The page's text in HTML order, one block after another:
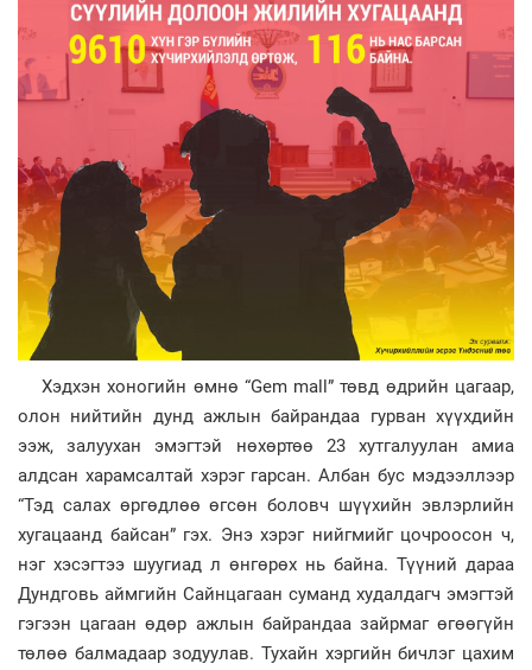
Хэдхэн хоногийн өмнө “Gem mall” төвд өдрийн цагаар,
олон нийтийн дунд ажлын байрандаа гурван хүүхдийн
ээж, залуухан эмэгтэй нөхөртөө 23 хутгалуулан амиа
алдсан харамсалтай хэрэг гарсан. Албан бус мэдээллээр
“Тэд салах өргөдлөө өгсөн боловч шүүхийн эвлэрлийн
хугацаанд байсан” гэх. Энэ хэрэг нийгмийг цочроосон ч,
нэг хэсэгтээ шуугиад л өнгөрөх нь байна. Түүний дараа
Дундговь аймгийн Сайнцагаан суманд худалдагч эмэгтэй
гэгээн цагаан өдөр ажлын байрандаа зайрмаг өгөөгүйн
төлөө балмадаар зодуулав. Тухайн хэргийн бичлэг цахим